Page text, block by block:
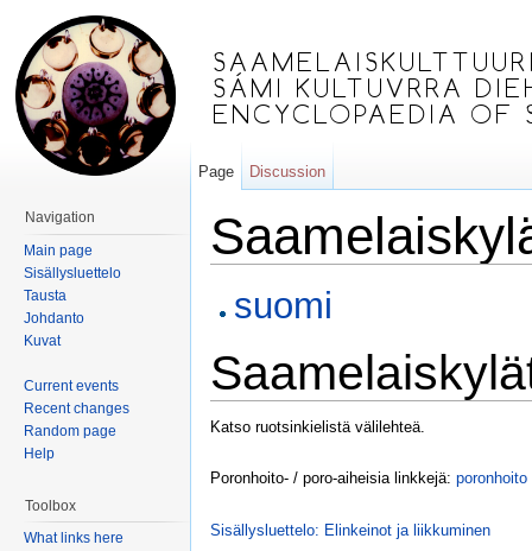
suomi
Katso ruotsinkielistä välilehteä.
Poronhoito- / poro-aiheisia linkkejä:
Sisällysluettelo: Elinkeinot ja liikkuminen
Page Discussion
Navigation
Main page
Sisällysluettelo
Tausta
Johdanto
Kuvat
Current events
Recent changes
Random page
Help
Toolbox
What links here